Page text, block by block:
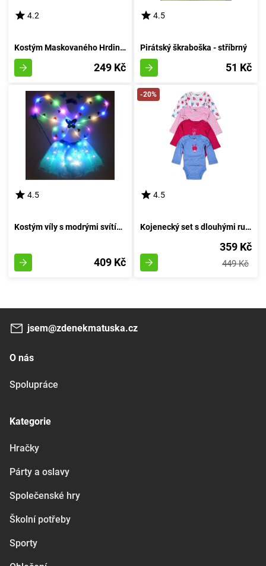
4.2
Kostým Maskovaného Hrdiny velikosti M pro postavy výšky 110-120 cm
249 Kč
4.5
Pirátský škraboška - stříbrný
51 Kč
4.5
Kostým víly s modrými svítícími křídly
409 Kč
-20%
4.5
Kojenecký set s dlouhými rukávy, Pidilidi, PD1003, pro dívku - velikost 68/74 | 6-9 měsíců
359 Kč
449 Kč
jsem@zdenekmatuska.cz
O nás
Spolupráce
Kategorie
Hračky
Párty a oslavy
Společenské hry
Školní potřeby
Sporty